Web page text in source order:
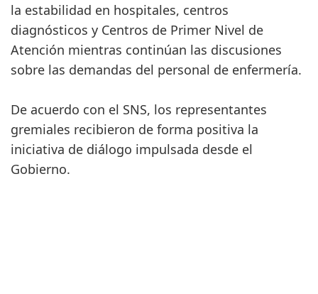
la estabilidad en hospitales, centros
diagnósticos y Centros de Primer Nivel de
Atención mientras continúan las discusiones
sobre las demandas del personal de enfermería.
De acuerdo con el SNS, los representantes
gremiales recibieron de forma positiva la
iniciativa de diálogo impulsada desde el
Gobierno.